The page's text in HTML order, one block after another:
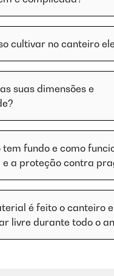
cultivar no canteiro
suas dimensões e
tem fundo e como
a proteção contra
é feito o canteiro
livre durante todo o